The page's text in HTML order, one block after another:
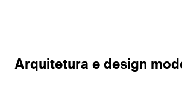
Arquitetura e design